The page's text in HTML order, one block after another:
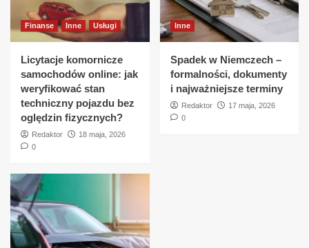
Finanse Inne Usługi
Licytacje komornicze
samochodów online: jak
weryfikować stan
techniczny pojazdu bez
oględzin fizycznych?
Redaktor
18 maja, 2026
0
Inne
Spadek w Niemczech –
formalności, dokumenty
i najważniejsze terminy
Redaktor
17 maja, 2026
0